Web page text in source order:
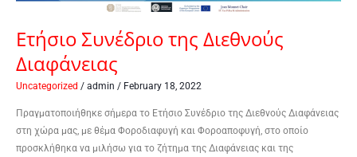
Ετήσιο Συνέδριο της Διεθνούς
Διαφάνειας
Uncategorized / admin / February 18, 2022
Πραγματοποιήθηκε σήμερα το Ετήσιο Συνέδριο της Διεθνούς Διαφάνειας
στη χώρα μας, με θέμα Φοροδιαφυγή και Φοροαποφυγή, στο οποίο
προσκλήθηκα να μιλήσω για το ζήτημα της Διαφάνειας και της